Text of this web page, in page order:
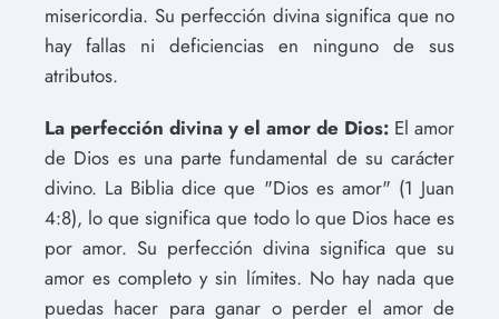
misericordia. Su perfección divina significa que no
hay fallas ni deficiencias en ninguno de sus
atributos.
La perfección divina y el amor de Dios: El amor
de Dios es una parte fundamental de su carácter
divino. La Biblia dice que "Dios es amor" (1 Juan
4:8), lo que significa que todo lo que Dios hace es
por amor. Su perfección divina significa que su
amor es completo y sin límites. No hay nada que
puedas hacer para ganar o perder el amor de